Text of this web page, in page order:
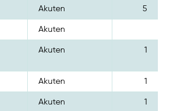
Akuten 5
Akuten
Akuten 1
Akuten 1
Akuten 1